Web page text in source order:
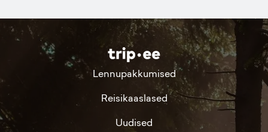
Lennupakkumised
Reisikaaslased
Uudised